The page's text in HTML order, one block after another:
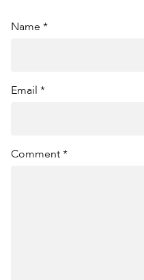
Name *
Email *
Comment *